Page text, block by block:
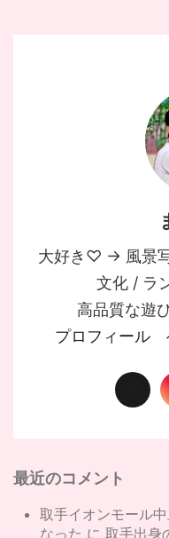
大好き♡ → 風景
文化 / ラ
高品質な遊
プロフィール
最近のコメント
取手イオンモール
なった に 取手出身